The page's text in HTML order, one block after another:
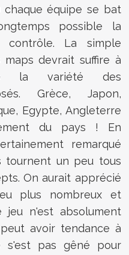
équipe se bat
possible la
La simple
devrait suffire à
la variété des
Grèce, Japon,
Egypte, Angleterre
du pays ! En
remarqué
tournent un peu tous
On aurait apprécié
plus nombreux et
jeu n'est absolument
avoir tendance à
s'est pas gêné pour